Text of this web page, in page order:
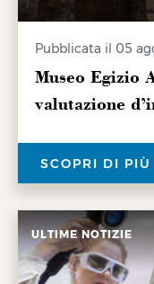
Pubblicata il 05
Museo Egizio
valutazione
SCOPRI DI PIÙ
ULTIME NOTIZIE